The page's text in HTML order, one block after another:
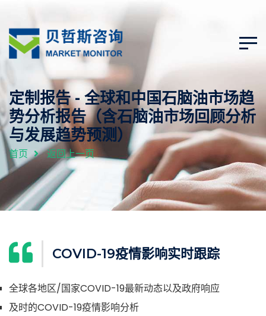
定制报告 - 全球和中国石脑油市场趋
势分析报告（含石脑油市场回顾分析
与发展趋势预测）
首页 返回上一页
COVID-19疫情影响实时跟踪
全球各地区/国家COVID-19最新动态以及政府响应
及时的COVID-19疫情影响分析